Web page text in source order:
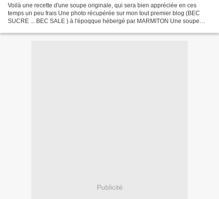
Voilà une recette d'une soupe originale, qui sera bien appréciée en ces
temps un peu frais Une photo récupérée sur mon tout premier blog (BEC
SUCRE ... BEC SALE ) à l'époqque hébergé par MARMITON Une soupe
Publicité